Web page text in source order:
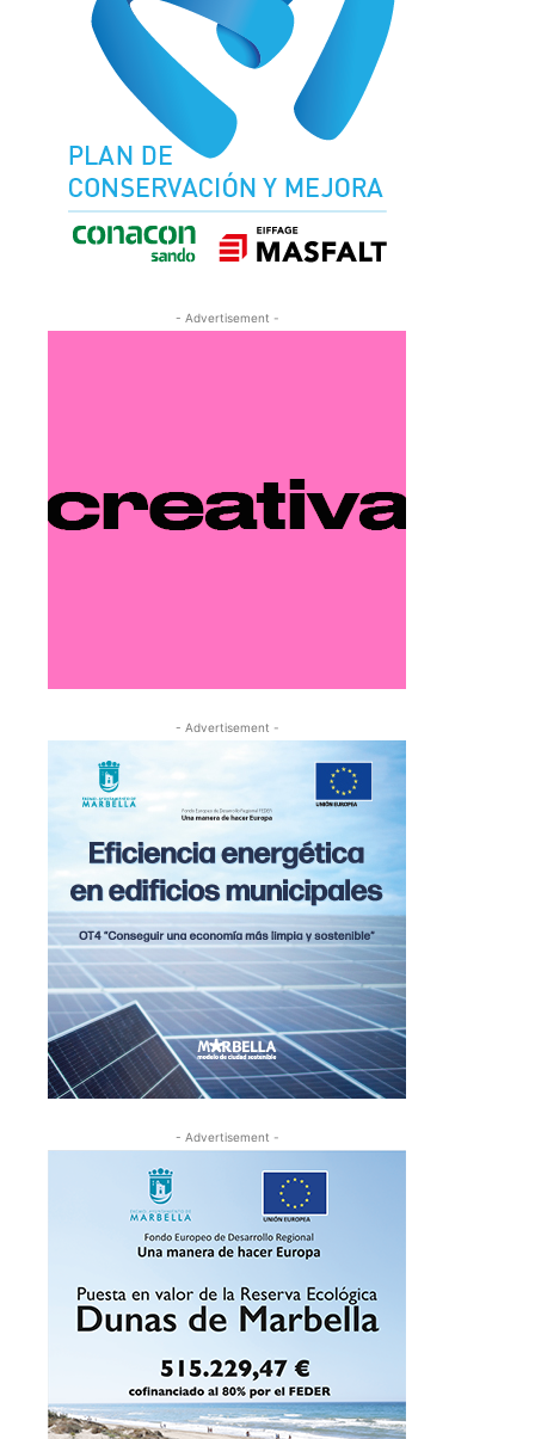
- Advertisement -
- Advertisement -
- Advertisement -